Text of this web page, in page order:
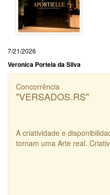
7/21/2026
Veronica Portela da Silva
Concorrência
"VERSADOS.RS"
A criatividade e
tornam uma Arte real.